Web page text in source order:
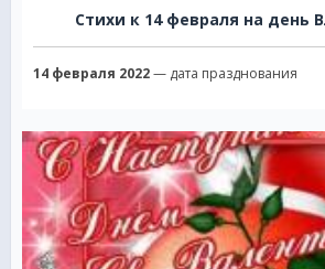
Стихи к 14 февраля на день
14 февраля 2022— дата празднования